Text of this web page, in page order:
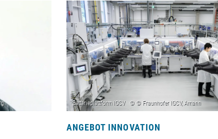
ANGEBOT INNOVATION